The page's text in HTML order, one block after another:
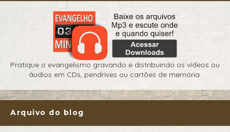
Pratique o evangelismo gravando e distribuindo os vídeos ou
áudios em CDs, pendrives ou cartões de memória.
Arquivo do blog